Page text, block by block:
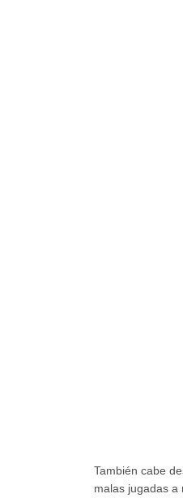
También cabe
malas jugadas a